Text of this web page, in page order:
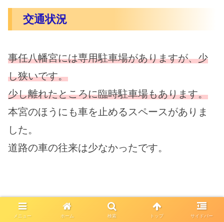
交通状況
事任八幡宮には専用駐車場がありますが、少
し狭いです。
少し離れたところに臨時駐車場もあります。
本宮のほうにも車を止めるスペースがありま
した。
道路の車の往来は少なかったです。
メニュー ホーム 検索 トップ サイドバー